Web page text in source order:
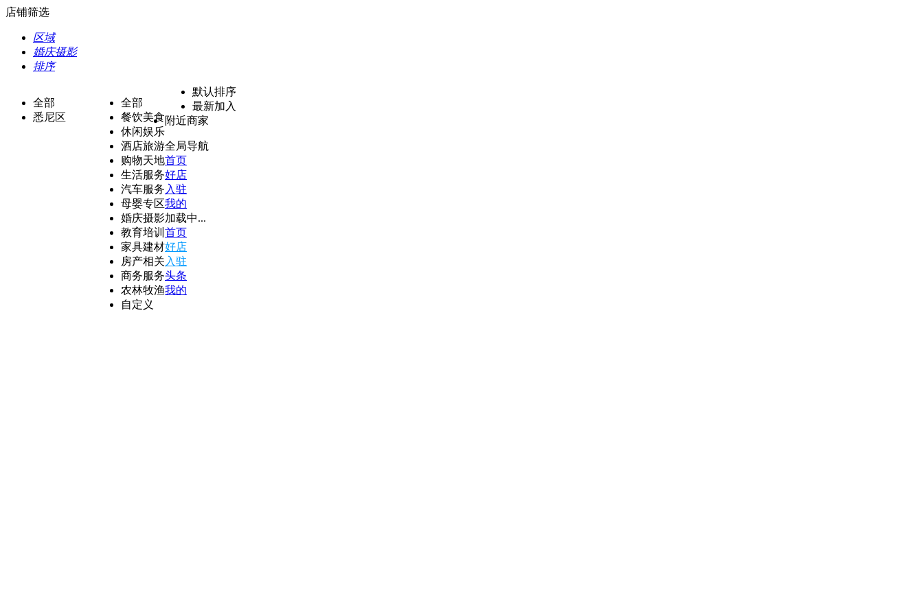
店铺筛选
区域
婚庆摄影
排序
全部
悉尼区
全部
餐饮美食
休闲娱乐
酒店旅游
购物天地
生活服务
汽车服务
母婴专区
婚庆摄影
教育培训
家具建材
房产相关
商务服务
农林牧渔
自定义
默认排序
最新加入
附近商家
全局导航
首页
好店
入驻
我的
加载中...
首页
好店
入驻
头条
我的